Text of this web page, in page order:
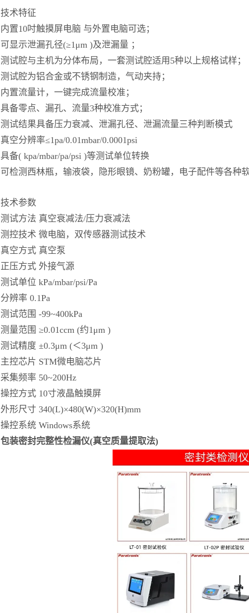
技术特征
内置10吋触摸屏电脑 与外置电脑可选；
可显示泄漏孔径(≥1μm )及泄漏量 ；
测试腔与主机为分体布局，一套测试腔适用5种以上规格试样；
测试腔为铝合金或不锈钢制造，气动夹持；
内置流量计，一键完成流量校准；
具备零点、漏孔、流量3种校准方式；
测试结果具备压力衰减、泄漏孔径、泄漏流量三种判断模式
真空分辨率≤1pa/0.01mbar/0.0001psi
具备( kpa/mbar/pa/psi )等测试单位转换
可检测西林瓶，输液袋，隐形眼镜、奶粉罐，电子配件等各种
技术参数
测试方法 真空衰减法/压力衰减法
测控技术 微电脑，双传感器测试技术
真空方式 真空泵
正压方式 外接气源
测试单位 kPa/mbar/psi/Pa
分辨率 0.1Pa
测试范围 -99~400kPa
测量范围 ≥0.01ccm (约1μm )
测试精度 ±0.3μm (＜3μm )
主控芯片 STM微电脑芯片
采集频率 50~200Hz
操控方式 10寸液晶触摸屏
外形尺寸 340(L)×480(W)×320(H)mm
操控系统 Windows系统
包装密封完整性检漏仪(真空质量提取法)